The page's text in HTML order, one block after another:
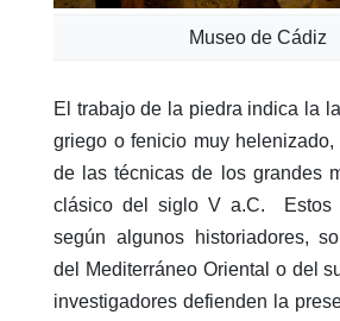
Museo de Cádiz
El trabajo de la piedra indica la
griego o fenicio muy
de las técnicas de los grandes
clásico del siglo V a.C.
Estos
según algunos historiadores,
del Mediterráneo Oriental o del
investigadores defienden la